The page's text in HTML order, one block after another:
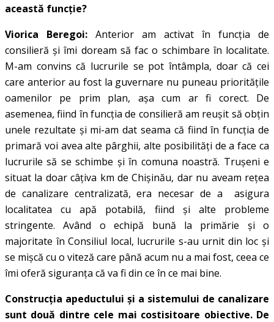
această funcție?
Viorica Beregoi: Anterior am activat în funcția de
consilieră și îmi doream să fac o schimbare în localitate.
M-am convins că lucrurile se pot întâmpla, doar că cei
care anterior au fost la guvernare nu puneau prioritățile
oamenilor pe prim plan, așa cum ar fi corect. De
asemenea, fiind în funcția de consilieră am reușit să obțin
unele rezultate și mi-am dat seama că fiind în funcția de
primară voi avea alte pârghii, alte posibilități de a face ca
lucrurile să se schimbe și în comuna noastră. Trușeni e
situat la doar câțiva km de Chișinău, dar nu aveam rețea
de canalizare centralizată, era necesar de a asigura
localitatea cu apă potabilă, fiind și alte probleme
stringente. Având o echipă bună la primărie și o
majoritate în Consiliul local, lucrurile s-au urnit din loc și
se mișcă cu o viteză care până acum nu a mai fost, ceea ce
îmi oferă siguranța că va fi din ce în ce mai bine.
Construcția apeductului și a sistemului de canalizare
sunt două dintre cele mai costisitoare obiective. De